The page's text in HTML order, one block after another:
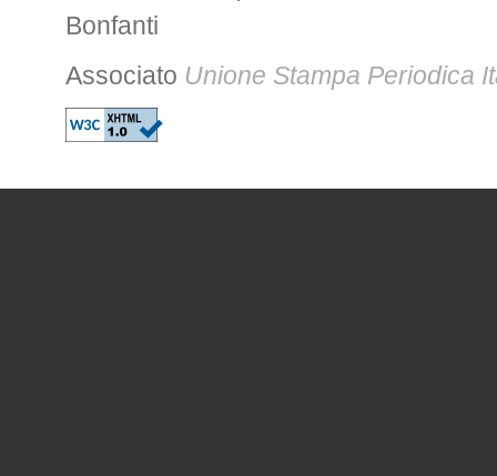
Bonfanti
Associato Unione Stampa Periodica